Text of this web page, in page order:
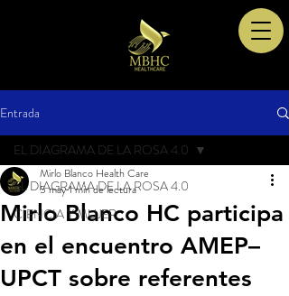
Entrada
EL DIAGRAMA DE LA ROSA 4.0
CIENCIA Y MUJER
EL DIAGRAMA DE LA ROSA 4.0
Mirlo Blanco HC participa
en el encuentro AMEP–
UPCT sobre referentes
Mirlo Blanco Health Care
5 may1 min de lectura